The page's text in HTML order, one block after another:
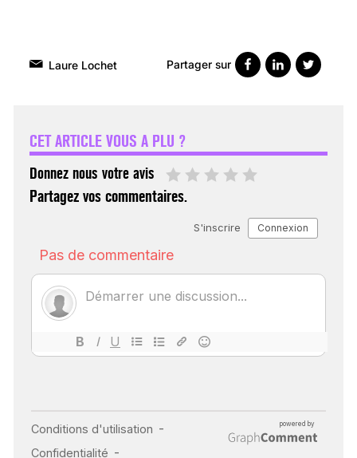
Laure Lochet Partager sur
CET ARTICLE VOUS A PLU ?
Donnez nous votre avis
Partagez vos commentaires.
ÉCHO : DES IMAGES
POUR TOUTES LES
18 juil 2022
INSUFFISANCE
CARDIAQUE : LES